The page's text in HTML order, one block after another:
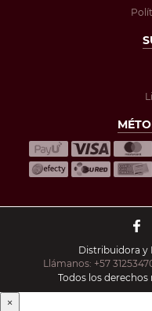
Distribuidora y
Llámanos: +57
Todos los
×